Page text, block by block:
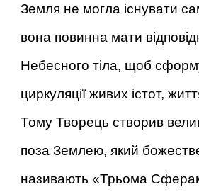
Земля не могла існувати
вона повинна мати
Небесного тіла, щоб
циркуляції живих істот,
Тому Творець створив
поза Землею, який
називають «Трьома